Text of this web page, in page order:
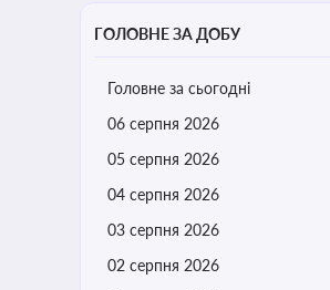
ГОЛОВНЕ ЗА ДОБУ
Головне за сьогодні
06 серпня 2026
05 серпня 2026
04 серпня 2026
03 серпня 2026
02 серпня 2026